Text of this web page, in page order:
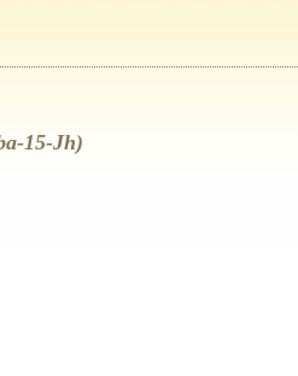
15-Jh)